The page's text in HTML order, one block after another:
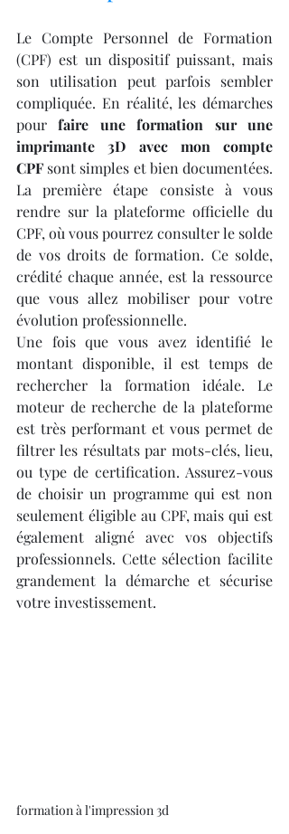
Le Compte Personnel de Formation
(CPF) est un dispositif puissant, mais
son utilisation peut parfois sembler
compliquée. En réalité, les démarches
pour faire une formation sur une
imprimante 3D avec mon compte
CPF sont simples et bien documentées.
La première étape consiste à vous
rendre sur la plateforme officielle du
CPF, où vous pourrez consulter le solde
de vos droits de formation. Ce solde,
crédité chaque année, est la ressource
que vous allez mobiliser pour votre
évolution professionnelle.
Une fois que vous avez identifié le
montant disponible, il est temps de
rechercher la formation idéale. Le
moteur de recherche de la plateforme
est très performant et vous permet de
filtrer les résultats par mots-clés, lieu,
ou type de certification. Assurez-vous
de choisir un programme qui est non
seulement éligible au CPF, mais qui est
également aligné avec vos objectifs
professionnels. Cette sélection facilite
grandement la démarche et sécurise
votre investissement.
formation à l'impression 3d